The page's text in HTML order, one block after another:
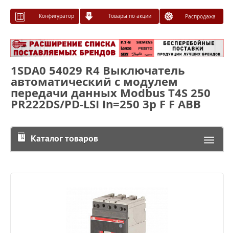
Конфигуратор Товары по акции Распродажа
1SDA0 54029 R4 Выключатель
автоматический с модулем
передачи данных Modbus T4S 250
PR222DS/PD-LSI In=250 3p F F ABB
Каталог товаров